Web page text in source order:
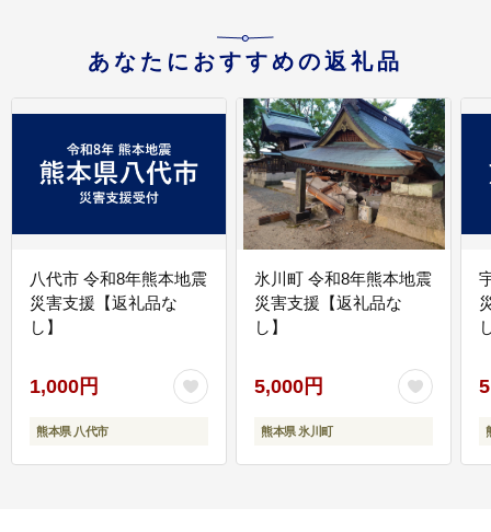
あなたにおすすめの返礼品
八代市 令和8年熊本地震
災害支援【返礼品な
し】
1,000円
熊本県 八代市
氷川町 令和8年熊本地震
災害支援【返礼品な
し】
5,000円
熊本県 氷川町